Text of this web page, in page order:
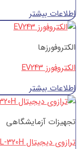
اطلاعات بیشتر
الکتروفورزها
الکتروفورز EV243
اطلاعات بیشتر
تجهیزات آزمایشگاهی
ترازوی دیجیتال BL-320H